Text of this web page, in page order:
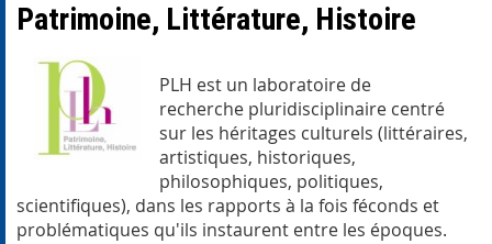
Patrimoine, Littérature, Histoire
PLH est un laboratoire de
recherche pluridisciplinaire centré
sur les héritages culturels (littéraires,
artistiques, historiques,
philosophiques, politiques,
scientifiques), dans les rapports à la fois féconds et
problématiques qu'ils instaurent entre les époques.